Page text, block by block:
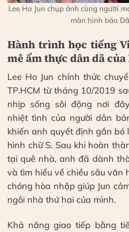
Lee Ho Jun chụp ảnh cùng người
màn hình báo
Hành trình học tiếng
mê ẩm thực dân dã của
Lee Ho Jun chính thức
TP.HCM từ tháng 10/2019
nhịp sống sôi động nơi
nhiệt tình của người dân
khiến anh quyết định gắn bó
hình chữ S. Sau khi hoàn
tại quê nhà, anh đã dành
và tìm hiểu về chiều sâu văn
chóng hòa nhập giúp Jun
ngôi nhà thứ hai của mình.
Khả năng giao tiếp bằng